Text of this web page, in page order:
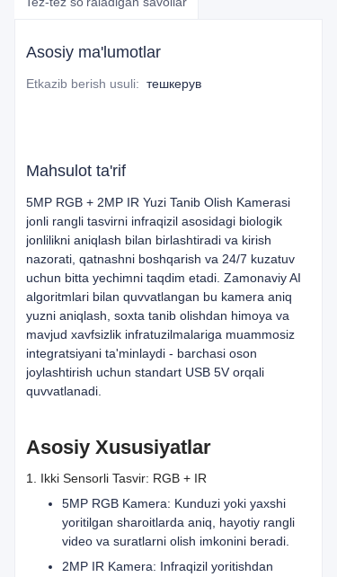
Asosiy ma'lumotlar
Etkazib berish usuli: тешкерув
Mahsulot ta'rif
5MP RGB + 2MP IR Yuzi Tanib Olish Kamerasi
jonli rangli tasvirni infraqizil asosidagi biologik
jonlilikni aniqlash bilan birlashtiradi va kirish
nazorati, qatnashni boshqarish va 24/7 kuzatuv
uchun bitta yechimni taqdim etadi. Zamonaviy AI
algoritmlari bilan quvvatlangan bu kamera aniq
yuzni aniqlash, soxta tanib olishdan himoya va
mavjud xavfsizlik infratuzilmalariga muammosiz
integratsiyani ta'minlaydi - barchasi oson
joylashtirish uchun standart USB 5V orqali
quvvatlanadi.
Asosiy Xususiyatlar
1. Ikki Sensorli Tasvir: RGB + IR
5MP RGB Kamera: Kunduzi yoki yaxshi
yoritilgan sharoitlarda aniq, hayotiy rangli
video va suratlarni olish imkonini beradi.
2MP IR Kamera: Infraqizil yoritishdan